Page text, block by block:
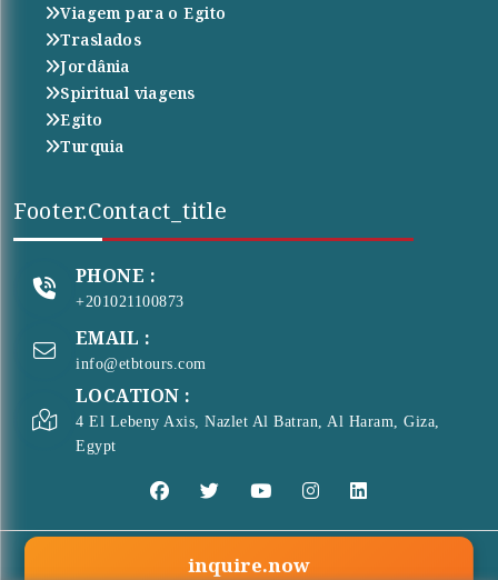
Viagem para o Egito
Traslados
Jordânia
Spiritual viagens
Egito
Turquia
Footer.contact_title
PHONE :
+201021100873
EMAIL :
info@etbtours.com
LOCATION :
4 El Lebeny Axis, Nazlet Al Batran, Al Haram, Giza,
Egypt
inquire.now